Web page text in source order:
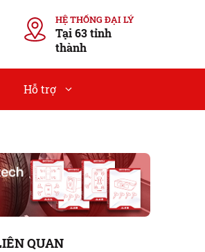
HỆ THỐNG ĐẠI LÝ
Tại 63 tỉnh
thành
Hỗ trợ
QUAN